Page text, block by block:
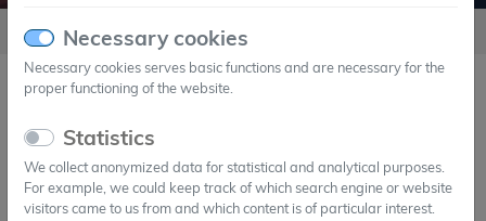
Necessary cookies
Necessary cookies serves basic functions and are necessary for the
proper functioning of the website.
Statistics
We collect anonymized data for statistical and analytical purposes.
For example, we could keep track of which search engine or website
visitors came to us from and which content is of particular interest.
Newsarticles 2019
07.Jul.2019
PCM-Polymer Verbindung – Neuartiges